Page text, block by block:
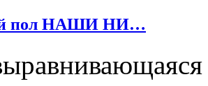
пол НАШИ НИ…